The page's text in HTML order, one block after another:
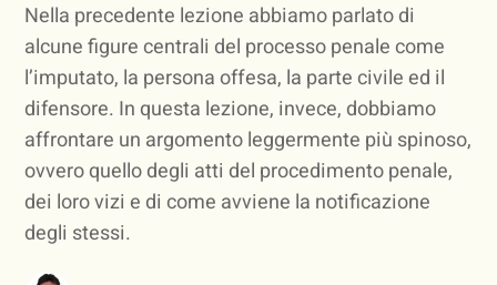
Nella precedente lezione abbiamo parlato di
alcune figure centrali del processo penale come
l’imputato, la persona offesa, la parte civile ed il
difensore. In questa lezione, invece, dobbiamo
affrontare un argomento leggermente più spinoso,
ovvero quello degli atti del procedimento penale,
dei loro vizi e di come avviene la notificazione
degli stessi.